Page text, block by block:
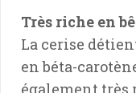
Très riche en
La cerise
en béta-
également très